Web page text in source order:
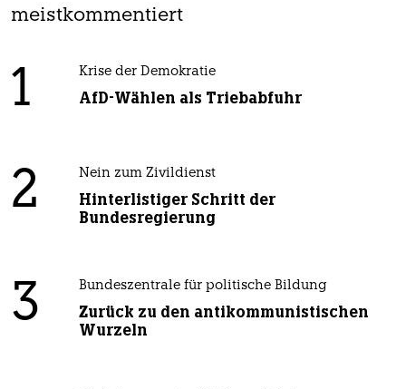
meistkommentiert
1 Krise der Demokratie
AfD-Wählen als Triebabfuhr
2 Nein zum Zivildienst
Hinterlistiger Schritt der
Bundesregierung
3 Bundeszentrale für politische Bildung
Zurück zu den antikommunistischen
Wurzeln